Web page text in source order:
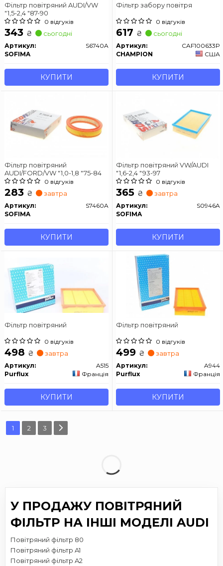
Фільтр повітряний AUDI/VW
"1,5-2,4 "87-90
0 відгуків
343 ₴ сьогодні
Артикул:
S6740A
SOFIMA
КУПИТИ
Фільтр забору повітря
0 відгуків
617 ₴ сьогодні
Артикул:
CAF100633P
CHAMPION
США
КУПИТИ
Фільтр повітряний
AUDI/FORD/VW "1,0-1,8 "75-84
0 відгуків
283 ₴ завтра
Артикул:
S7460A
SOFIMA
КУПИТИ
Фільтр повітряний VW/AUDI
"1,6-2,4 "93-97
0 відгуків
365 ₴ завтра
Артикул:
S0946A
SOFIMA
КУПИТИ
Фільтр повітряний
0 відгуків
498 ₴ завтра
Артикул:
A515
Purflux
Франція
КУПИТИ
Фільтр повітряний
0 відгуків
499 ₴ завтра
Артикул:
A944
Purflux
Франція
КУПИТИ
1 2 3
У ПРОДАЖУ ПОВІТРЯНИЙ
ФІЛЬТР НА ІНШІ МОДЕЛІ AUDI
Повітряний фільтр 80
Повітряний фільтр A1
Повітряний фільтр A2